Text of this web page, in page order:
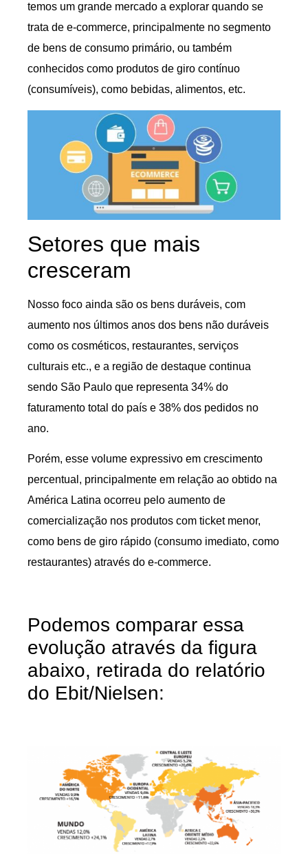
temos um grande mercado a explorar quando se
trata de e-commerce, principalmente no segmento
de bens de consumo primário, ou também
conhecidos como produtos de giro contínuo
(consumíveis), como bebidas, alimentos, etc.
Setores que mais
cresceram
Nosso foco ainda são os bens duráveis, com
aumento nos últimos anos dos bens não duráveis
como os cosméticos, restaurantes, serviços
culturais etc., e a região de destaque continua
sendo São Paulo que representa 34% do
faturamento total do país e 38% dos pedidos no
ano.
Porém, esse volume expressivo em crescimento
percentual, principalmente em relação ao obtido na
América Latina ocorreu pelo aumento de
comercialização nos produtos com ticket menor,
como bens de giro rápido (consumo imediato, como
restaurantes) através do e-commerce.
Podemos comparar essa
evolução através da figura
abaixo, retirada do relatório
do Ebit/Nielsen: